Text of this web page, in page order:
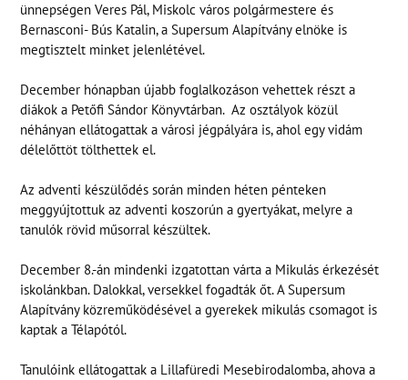
ünnepségen Veres Pál, Miskolc város polgármestere és
Bernasconi- Bús Katalin, a Supersum Alapítvány elnöke is
megtisztelt minket jelenlétével.
December hónapban újabb foglalkozáson vehettek részt a
diákok a Petőfi Sándor Könyvtárban. Az osztályok közül
néhányan ellátogattak a városi jégpályára is, ahol egy vidám
délelőttöt tölthettek el.
Az adventi készülődés során minden héten pénteken
meggyújtottuk az adventi koszorún a gyertyákat, melyre a
tanulók rövid műsorral készültek.
December 8.-án mindenki izgatottan várta a Mikulás érkezését
iskolánkban. Dalokkal, versekkel fogadták őt. A Supersum
Alapítvány közreműködésével a gyerekek mikulás csomagot is
kaptak a Télapótól.
Tanulóink ellátogattak a Lillafüredi Mesebirodalomba, ahova a